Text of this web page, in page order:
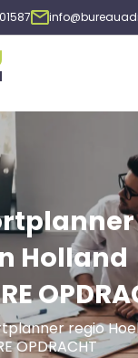
Holland
regio
OPDRACHT